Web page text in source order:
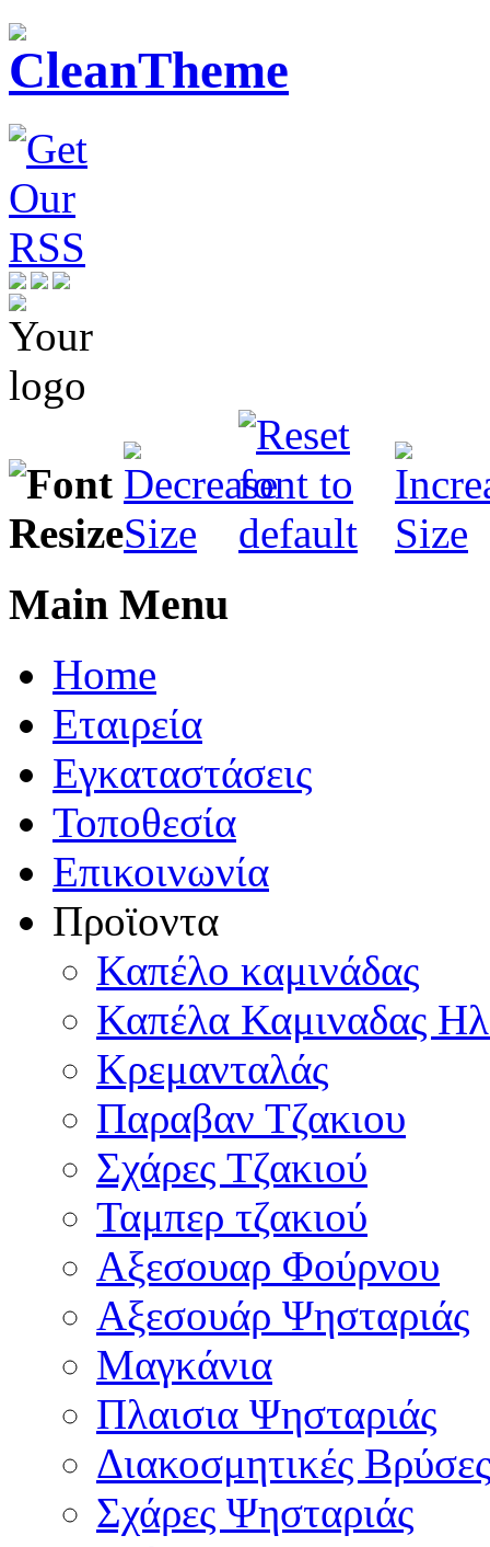
Main Menu
Home
Εταιρεία
Εγκαταστάσεις
Τοποθεσία
Eπικοινωνία
Προϊοντα
Καπέλo καμινάδας
Καπέλα Καμιναδας
Κρεμανταλάς
Παραβαν Τζακιου
Σχάρες Tζακιού
Ταμπερ τζακιού
Αξεσουαρ Φούρνου
Αξεσουάρ Ψησταριάς
Μαγκάνια
Πλαισια Ψησταριάς
Διακοσμητικές Βρύσες
Σχάρες Ψησταριάς